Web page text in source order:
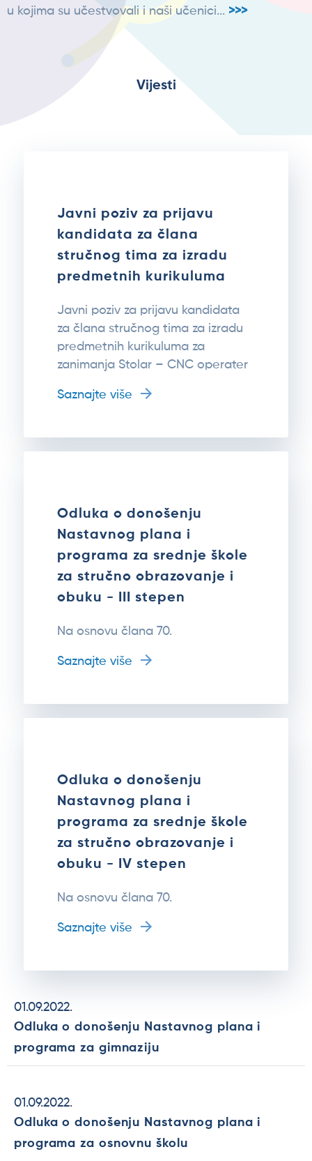
u kojima su učestvovali i naši učenici... >>>
Vijesti
Javni poziv za prijavu
kandidata za člana
stručnog tima za izradu
predmetnih kurikuluma
Javni poziv za prijavu kandidata
za člana stručnog tima za izradu
predmetnih kurikuluma za
zanimanja Stolar – CNC operater
Saznajte više
Odluka o donošenju
Nastavnog plana i
programa za srednje škole
za stručno obrazovanje i
obuku - III stepen
Na osnovu člana 70.
Saznajte više
Odluka o donošenju
Nastavnog plana i
programa za srednje škole
za stručno obrazovanje i
obuku - IV stepen
Na osnovu člana 70.
Saznajte više
01.09.2022.
Odluka o donošenju Nastavnog plana i
programa za gimnaziju
01.09.2022.
Odluka o donošenju Nastavnog plana i
programa za osnovnu školu